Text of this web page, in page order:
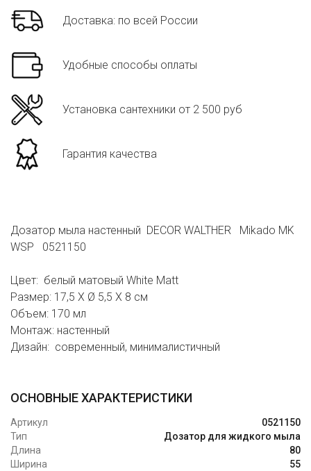
Доставка: по всей России
Удобные способы оплаты
Установка сантехники от 2 500 руб
Гарантия качества
Дозатор мыла настенный DECOR WALTHER Mikado MK
WSP 0521150
Цвет: белый матовый White Matt
Размер: 17,5 X Ø 5,5 X 8 см
Объем: 170 мл
Монтаж: настенный
Дизайн: современный, минималистичный
ОСНОВНЫЕ ХАРАКТЕРИСТИКИ
Артикул
0521150
Тип
Дозатор для жидкого мыла
Длина
80
Ширина
55